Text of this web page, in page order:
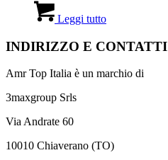
Leggi tutto
INDIRIZZO E CONTATTI
Amr Top Italia è un marchio di
3maxgroup Srls
Via Andrate 60
10010 Chiaverano (TO)